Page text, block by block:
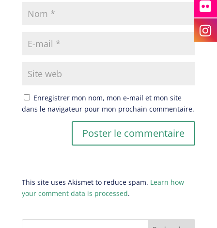
Enregistrer mon nom, mon e-mail et mon site
dans le navigateur pour mon prochain commentaire.
This site uses Akismet to reduce spam. Learn how
your comment data is processed.